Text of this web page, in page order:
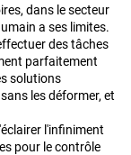
dans le secteur
a ses limites.
des tâches
parfaitement
solutions
les déformer, et
l'infiniment
pour le contrôle